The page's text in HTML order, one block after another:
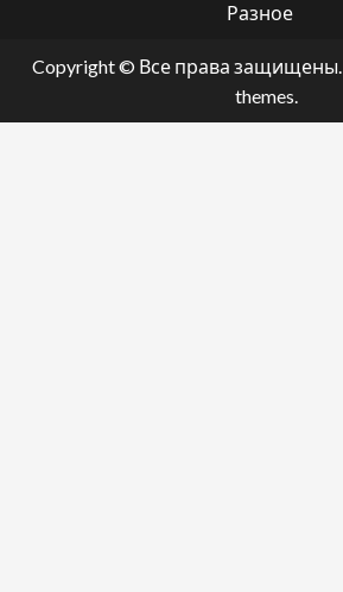
Разное
Copyright © Все права защищены.
themes.